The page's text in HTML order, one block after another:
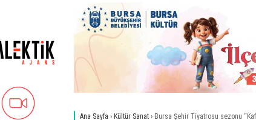
Ana Sayfa › Kültür Sanat › Bursa Şehir Tiyatrosu sezonu